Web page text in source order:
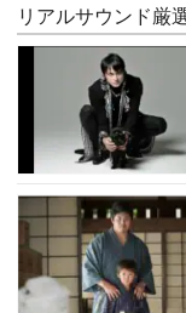
リアルサウンド厳